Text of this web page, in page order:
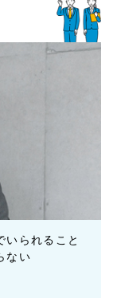
いられること
ない